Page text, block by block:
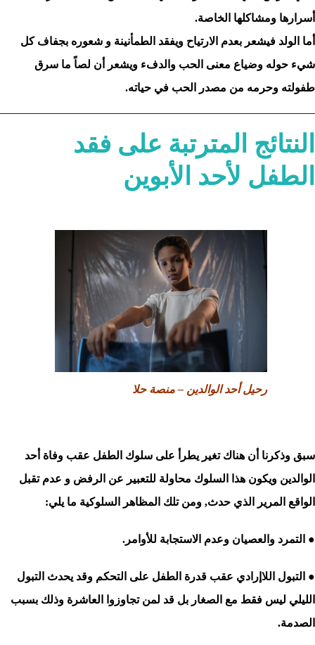
أسرارها ومشاكلها الخاصة.
أما الولد فيشعر بعدم الارتياح ويفقد الطمأنينة و شعوره بجفاف كل
شيء حوله وضياع معنى الحب والدفء ويشعر أن لصاً ما سرق
طفولته وحرمه من مصدر الحب في حياته.
النتائج المترتبة على فقد
الطفل لأحد الأبوين
رحيل أحد الوالدين – منصة حلا
سبق وذكرنا أن هناك تغير يطرأ على سلوك الطفل عقب وفاة أحد
الوالدين ويكون هذا السلوك محاولة للتعبير عن الرفض و عدم تقبل
الواقع المرير الذي حدث, ومن تلك المظاهر السلوكية ما يلي:
● التمرد والعصيان وعدم الاستجابة للأوامر.
● التبول اللاإرادي عقب قدرة الطفل على التحكم وقد يحدث التبول
الليلي ليس فقط مع الصغار بل قد لمن تجاوزوا العاشرة وذلك بسبب
الصدمة.